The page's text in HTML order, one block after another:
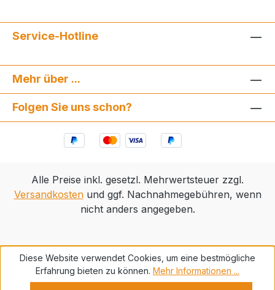
Service-Hotline
Mehr über ...
Folgen Sie uns schon?
Alle Preise inkl. gesetzl. Mehrwertsteuer zzgl.
Versandkostenund ggf. Nachnahmegebühren, wenn
nicht anders angegeben.
Diese Website verwendet Cookies, um eine bestmögliche
Erfahrung bieten zu können. Mehr Informationen ...